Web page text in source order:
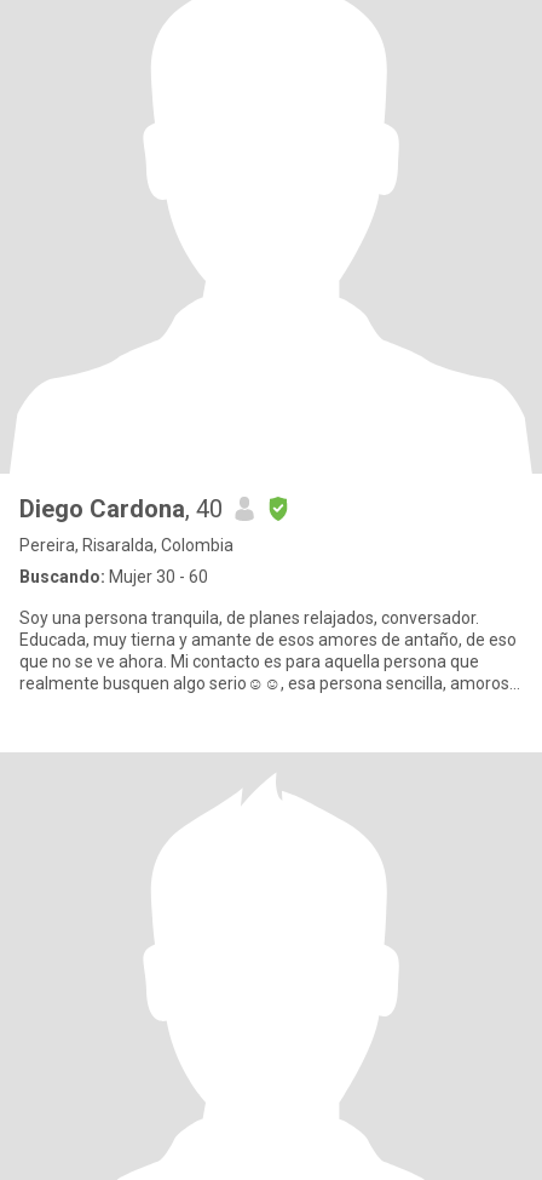
Diego Cardona, 40
Pereira, Risaralda, Colombia
Buscando: Mujer 30 - 60
Soy una persona tranquila, de planes relajados, conversador.
Educada, muy tierna y amante de esos amores de antaño, de eso
que no se ve ahora. Mi contacto es para aquella persona que
realmente busquen algo serio☺️☺️, esa persona sencilla, amorosa